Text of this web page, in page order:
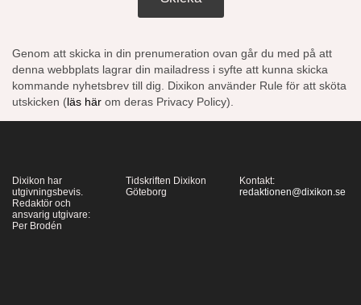
Genom att skicka in din prenumeration ovan går du med på att
denna webbplats lagrar din mailadress i syfte att kunna skicka
kommande nyhetsbrev till dig. Dixikon använder Rule för att sköta
utskicken (läs härom deras Privacy Policy).
Dixikon har
utgivningsbevis.
Redaktör och
ansvarig utgivare:
Per Brodén
Tidskriften Dixikon
Göteborg
Kontakt:
redaktionen@dixikon.se